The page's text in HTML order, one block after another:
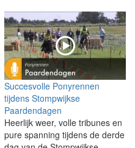
Succesvolle Ponyrennen
tijdens Stompwijkse
Paardendagen
Heerlijk weer, volle tribunes en
pure spanning tijdens de derde